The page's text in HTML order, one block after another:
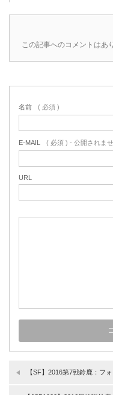
この記事へのコメントはあ
名前 ( 必須 )
E-MAIL ( 必須 ) - 公開されま
URL
【SF】2016第7戦鈴鹿：フ